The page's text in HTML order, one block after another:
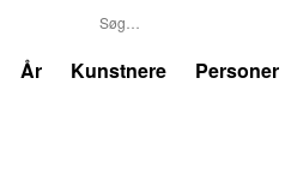
År Kunstnere Personer